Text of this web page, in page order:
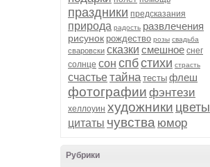
праздники предсказания
природа радость развлечения
рисунок рождество розы свадьба
сваровски сказки смешное снег
солнце сон спбстихи страсть
счастьетайна тесты флеш
фотографии фэнтези
хеллоуин художники цветы
цитаты чувства юмор
Рубрики